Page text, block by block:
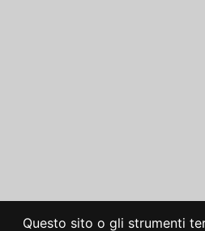
Questo sito o gli strumenti